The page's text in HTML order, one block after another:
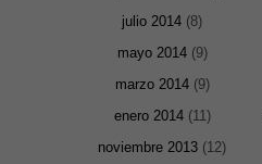
julio 2014 (8)
mayo 2014(9)
marzo 2014(9)
enero 2014(11)
noviembre 2013 (12)